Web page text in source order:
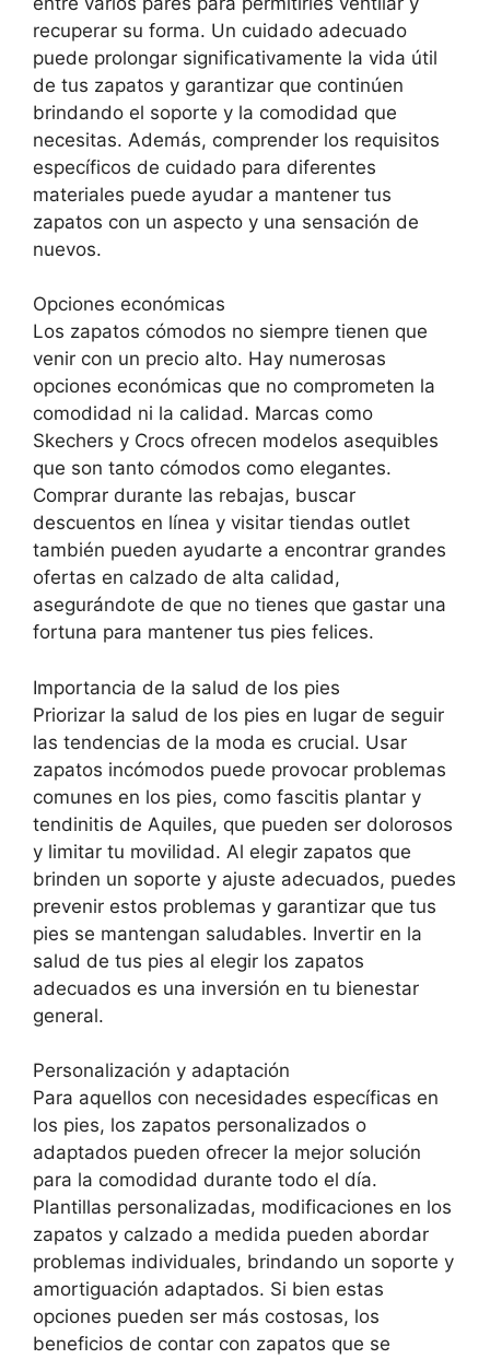
recuperar su forma. Un cuidado adecuado
puede prolongar significativamente la vida útil
de tus zapatos y garantizar que continúen
brindando el soporte y la comodidad que
necesitas. Además, comprender los requisitos
específicos de cuidado para diferentes
materiales puede ayudar a mantener tus
zapatos con un aspecto y una sensación de
nuevos.
Opciones económicas
Los zapatos cómodos no siempre tienen que
venir con un precio alto. Hay numerosas
opciones económicas que no comprometen la
comodidad ni la calidad. Marcas como
Skechers y Crocs ofrecen modelos asequibles
que son tanto cómodos como elegantes.
Comprar durante las rebajas, buscar
descuentos en línea y visitar tiendas outlet
también pueden ayudarte a encontrar grandes
ofertas en calzado de alta calidad,
asegurándote de que no tienes que gastar una
fortuna para mantener tus pies felices.
Importancia de la salud de los pies
Priorizar la salud de los pies en lugar de seguir
las tendencias de la moda es crucial. Usar
zapatos incómodos puede provocar problemas
comunes en los pies, como fascitis plantar y
tendinitis de Aquiles, que pueden ser dolorosos
y limitar tu movilidad. Al elegir zapatos que
brinden un soporte y ajuste adecuados, puedes
prevenir estos problemas y garantizar que tus
pies se mantengan saludables. Invertir en la
salud de tus pies al elegir los zapatos
adecuados es una inversión en tu bienestar
general.
Personalización y adaptación
Para aquellos con necesidades específicas en
los pies, los zapatos personalizados o
adaptados pueden ofrecer la mejor solución
para la comodidad durante todo el día.
Plantillas personalizadas, modificaciones en los
zapatos y calzado a medida pueden abordar
problemas individuales, brindando un soporte y
amortiguación adaptados. Si bien estas
opciones pueden ser más costosas, los
beneficios de contar con zapatos que se